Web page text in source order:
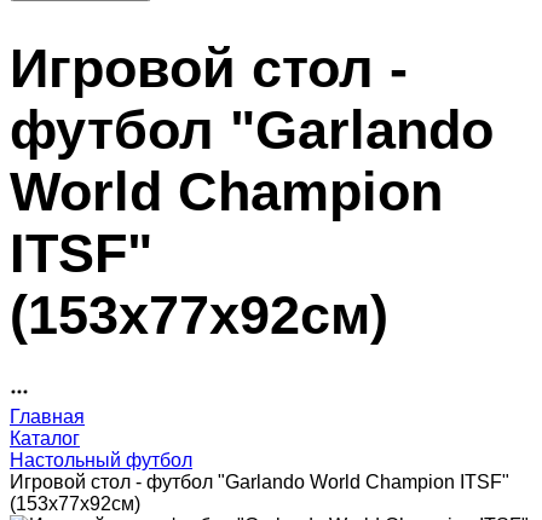
Игровой стол -
футбол "Garlando
World Champion
ITSF"
(153x77x92см)
Главная
Каталог
Настольный футбол
Игровой стол - футбол "Garlando World Champion ITSF"
(153x77x92см)